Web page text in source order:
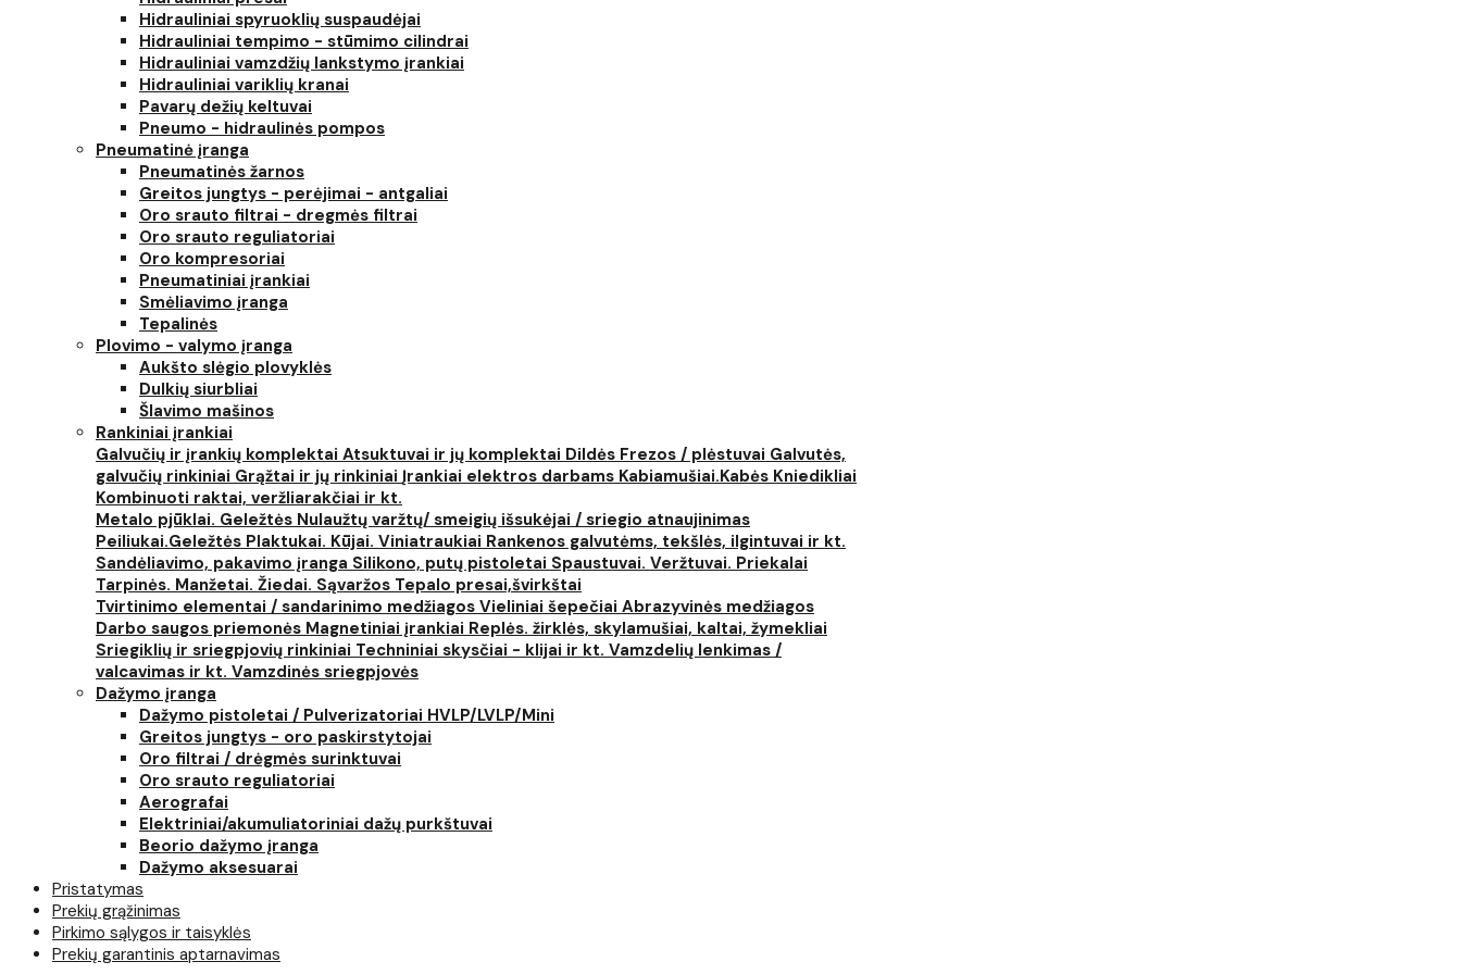
Hidrauliniai spyruoklių suspaudėjai
Hidrauliniai tempimo - stūmimo cilindrai
Hidrauliniai vamzdžių lankstymo įrankiai
Hidrauliniai variklių kranai
Pavarų dežių keltuvai
Pneumo - hidraulinės pompos
Pneumatinė įranga
Pneumatinės žarnos
Greitos jungtys - perėjimai - antgaliai
Oro srauto filtrai - dregmės filtrai
Oro srauto reguliatoriai
Oro kompresoriai
Pneumatiniai įrankiai
Smėliavimo įranga
Tepalinės
Plovimo - valymo įranga
Aukšto slėgio plovyklės
Dulkių siurbliai
Šlavimo mašinos
Rankiniai įrankiai
Galvučių ir įrankių komplektai Atsuktuvai ir jų komplektai Dildės Frezos / plėstuvai Galvutės,
galvučių rinkiniai Grąžtai ir jų rinkiniai Įrankiai elektros darbams Kabiamušiai.Kabės Kniedikliai
Kombinuoti raktai, veržliarakčiai ir kt.
Metalo pjūklai. Geležtės Nulaužtų varžtų/ smeigių išsukėjai / sriegio atnaujinimas
Peiliukai.Geležtės Plaktukai. Kūjai. Viniatraukiai Rankenos galvutėms, tekšlės, ilgintuvai ir kt.
Sandėliavimo, pakavimo įranga Silikono, putų pistoletai Spaustuvai. Veržtuvai. Priekalai
Tarpinės. Manžetai. Žiedai. Sąvaržos Tepalo presai,švirkštai
Tvirtinimo elementai / sandarinimo medžiagos Vieliniai šepečiai Abrazyvinės medžiagos
Darbo saugos priemonės Magnetiniai įrankiai Replės. žirklės, skylamušiai, kaltai, žymekliai
Sriegiklių ir sriegpjovių rinkiniai Techniniai skysčiai - klijai ir kt. Vamzdelių lenkimas /
valcavimas ir kt. Vamzdinės sriegpjovės
Dažymo įranga
Dažymo pistoletai / Pulverizatoriai HVLP/LVLP/Mini
Greitos jungtys - oro paskirstytojai
Oro filtrai / drėgmės surinktuvai
Oro srauto reguliatoriai
Aerografai
Elektriniai/akumuliatoriniai dažų purkštuvai
Beorio dažymo įranga
Dažymo aksesuarai
Pristatymas
Prekių grąžinimas
Pirkimo sąlygos ir taisyklės
Prekių garantinis aptarnavimas